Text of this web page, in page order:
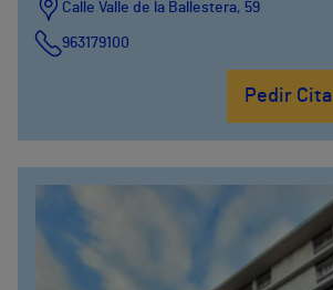
Calle Valle de la Ballestera, 59
963179100
Pedir Cita